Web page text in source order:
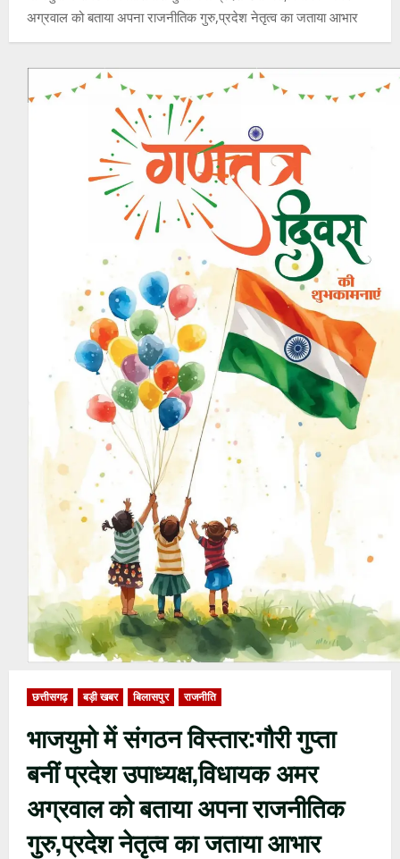
अग्रवाल को बताया अपना राजनीतिक गुरु,प्रदेश नेतृत्व का जताया आभार
छत्तीसगढ़ बड़ी खबर बिलासपुर राजनीति
भाजयुमो में संगठन विस्तार:गौरी गुप्ता
बनीं प्रदेश उपाध्यक्ष,विधायक अमर
अग्रवाल को बताया अपना राजनीतिक
गुरु,प्रदेश नेतृत्व का जताया आभार